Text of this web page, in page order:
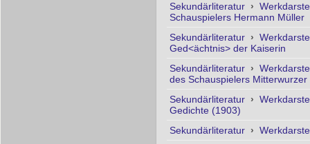
Sekundärliteratur ›
Schauspielers Hermann Müller
Sekundärliteratur ›
Ged<ächtnis> der Kaiserin
Sekundärliteratur ›
des Schauspielers Mitterwurzer
Sekundärliteratur ›
Gedichte (1903)
Sekundärliteratur ›